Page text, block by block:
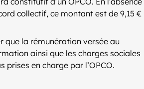
collectif, ce montant est de 9,15 €
que la rémunération versée au
ainsi que les charges sociales
prises en charge par l’OPCO.